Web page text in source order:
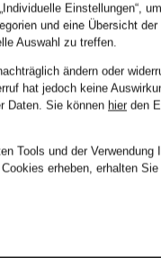
Rich &
Royal
Kleid
Einstellungen“,
und eine Übersicht
Auswahl zu treffen.
ändern oder
hat jedoch keine
Daten. Sie können hier den
Tools und der Verwendung
erheben, erhalten